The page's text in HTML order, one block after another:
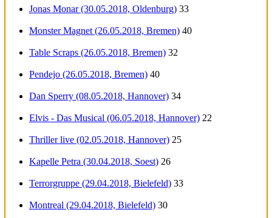
Jonas Monar (30.05.2018, Oldenburg) 33
Monster Magnet (26.05.2018, Bremen) 40
Table Scraps (26.05.2018, Bremen) 32
Pendejo (26.05.2018, Bremen) 40
Dan Sperry (08.05.2018, Hannover) 34
Elvis - Das Musical (06.05.2018, Hannover) 22
Thriller live (02.05.2018, Hannover) 25
Kapelle Petra (30.04.2018, Soest) 26
Terrorgruppe (29.04.2018, Bielefeld) 33
Montreal (29.04.2018, Bielefeld) 30